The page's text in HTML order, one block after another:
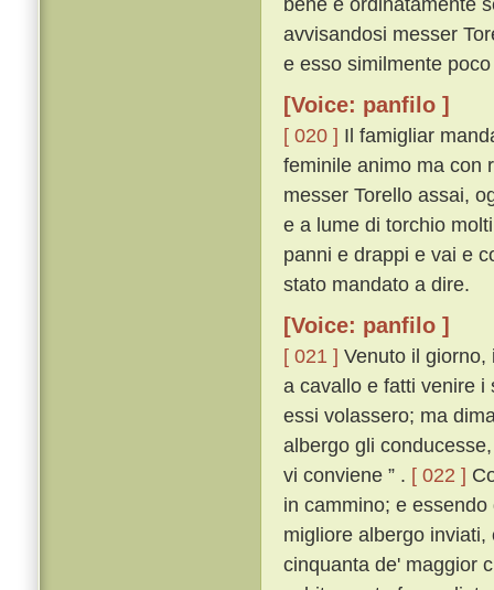
avvisandosi messer
e esso similmente
[Voice: panfilo ]
[ 020 ] Il famigliar
feminile animo ma con
messer Torello assai,
e a lume di torchio
panni e drappi e vai e
stato mandato a dire.
[Voice: panfilo ]
[ 021 ] Venuto il giorno,
a cavallo e fatti venire i
essi volassero; ma
albergo gli
vi conviene ” . [ 022 ]
in cammino; e
migliore albergo
cinquanta de' maggior